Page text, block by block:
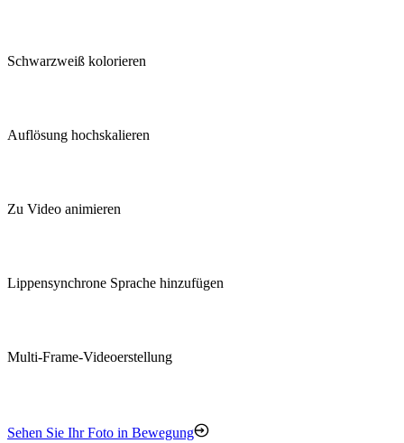
Schwarzweiß kolorieren
Auflösung hochskalieren
Zu Video animieren
Lippensynchrone Sprache hinzufügen
Multi-Frame-Videoerstellung
Sehen Sie Ihr Foto in Bewegung